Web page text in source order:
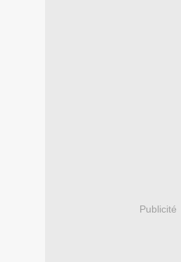
Publicité